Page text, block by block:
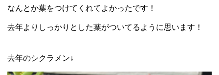
なんとか葉をつけてくれてよかったです！
去年よりしっかりとした葉がついてるように思います！
去年のシクラメン↓